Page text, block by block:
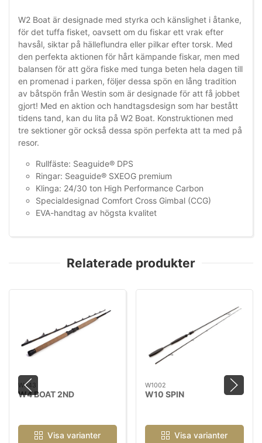
W2 Boat är designade med styrka och känslighet i åtanke,
för det tuffa fisket, oavsett om du fiskar ett vrak efter
havsål, siktar på hälleflundra eller pilkar efter torsk. Med
den perfekta aktionen för hårt kämpande fiskar, men med
balansen för att göra fiske med tunga beten hela dagen till
en promenad i parken, följer dessa spön en lång tradition
av båtspön från Westin som är designade för att få jobbet
gjort! Med en aktion och handtagsdesign som har bestått
tidens tand, kan du lita på W2 Boat. Konstruktionen med
tre sektioner gör också dessa spön perfekta att ta med på
resor.
Rullfäste: Seaguide® DPS
Ringar: Seaguide® SXEOG premium
Klinga: 24/30 ton High Performance Carbon
Specialdesignad Comfort Cross Gimbal (CCG)
EVA-handtag av högsta kvalitet
Relaterade produkter
W443
W4 BOAT 2ND
Visa varianter
W1002
W10 SPIN
Visa varianter